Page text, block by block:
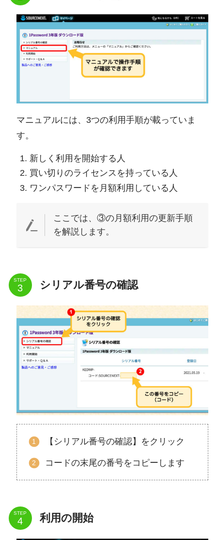
マニュアルには、3つの利用手順が載っていま
す。
新しく利用を開始する人
買い切りのライセンスを持っている人
ワンパスワードを月額利用している人
ここでは、③の月額利用の更新手順
を解説します。
STEP シリアル番号の確認
【シリアル番号の確認】をクリック
コードの末尾の番号をコピーします
STEP 利用の開始